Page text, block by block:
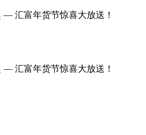
— 汇富年货节惊喜大放送！
— 汇富年货节惊喜大放送！